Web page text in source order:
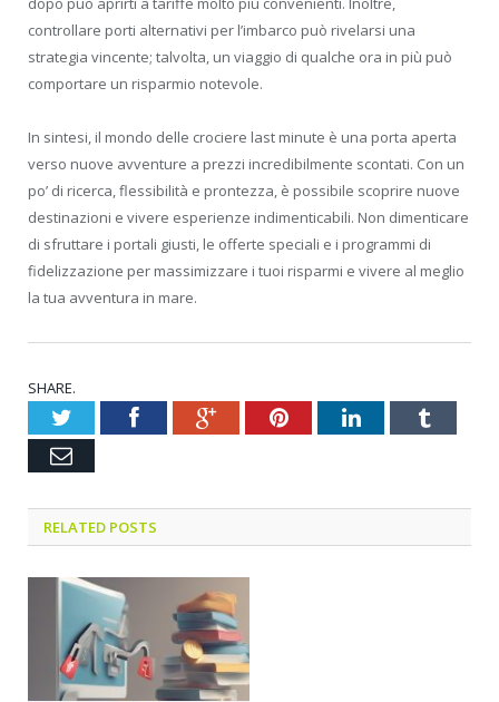
controllare porti alternativi per l’imbarco può rivelarsi una
strategia vincente; talvolta, un viaggio di qualche ora in più può
comportare un risparmio notevole.
In sintesi, il mondo delle crociere last minute è una porta aperta
verso nuove avventure a prezzi incredibilmente scontati. Con un
po’ di ricerca, flessibilità e prontezza, è possibile scoprire nuove
destinazioni e vivere esperienze indimenticabili. Non dimenticare
di sfruttare i portali giusti, le offerte speciali e i programmi di
fidelizzazione per massimizzare i tuoi risparmi e vivere al meglio
la tua avventura in mare.
SHARE.
TwitterFacebookGoogle+PinterestLinkedInTumblr
Email
RELATED POSTS